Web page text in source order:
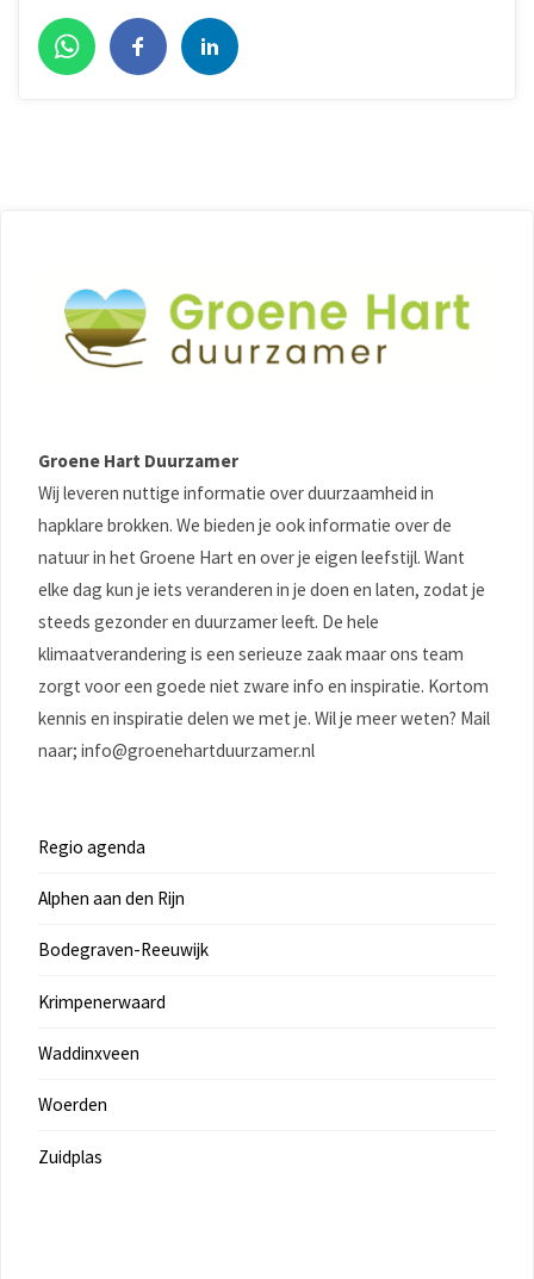
Groene Hart Duurzamer
Wij leveren nuttige informatie over duurzaamheid in
hapklare brokken. We bieden je ook informatie over de
natuur in het Groene Hart en over je eigen leefstijl. Want
elke dag kun je iets veranderen in je doen en laten, zodat je
steeds gezonder en duurzamer leeft. De hele
klimaatverandering is een serieuze zaak maar ons team
zorgt voor een goede niet zware info en inspiratie. Kortom
kennis en inspiratie delen we met je. Wil je meer weten? Mail
naar; info@groenehartduurzamer.nl
Regio agenda
Alphen aan den Rijn
Bodegraven-Reeuwijk
Krimpenerwaard
Waddinxveen
Woerden
Zuidplas